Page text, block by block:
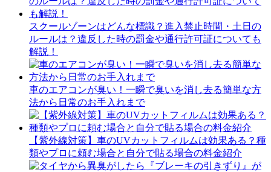
スクールゾーンはどんな標識？進入禁止時間・土日の
ルールは？違反した時の罰金や通行許可証についても
解説！
車のエアコンが臭い！一瞬で臭いを消し去る簡単な方
法から日常のお手入れまで
【紫外線対策】車のUVカットフィルムは効果ある？種
類やプロに頼む場合と自分で貼る場合の料金紹介